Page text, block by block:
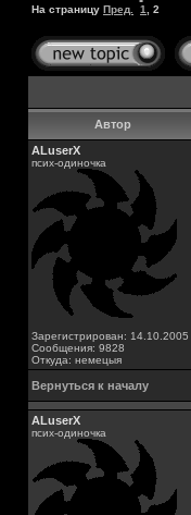
На страницу Пред. 1 2
Автор
ALuserX
псих-одиночка
Зарегистрирован: 14.10.2005
Сообщения: 9828
Откуда: немецыя
Вернуться к началу
ALuserX
псих-одиночка